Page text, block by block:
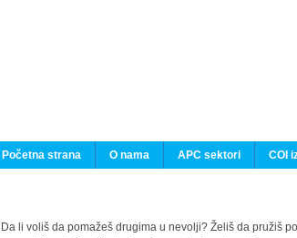
Početna strana
O nama APC sektori COI
Da li voliš da pomažeš drugima u nevolji? Želiš da pružiš